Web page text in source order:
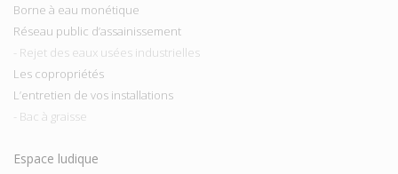
Borne à eau monétique
Réseau public d’assainissement
- Rejet des eaux usées industrielles
Les copropriétés
L’entretien de vos installations
- Bac à graisse
Espace ludique